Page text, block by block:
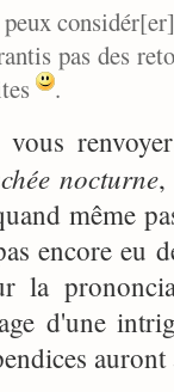
pas des
.
vous
nocturne,
même
encore eu
la
d'une